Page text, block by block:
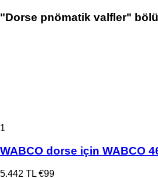
"Dorse pnömatik valfler"
1
WABCO dorse için WABCO
5.442 TL €99